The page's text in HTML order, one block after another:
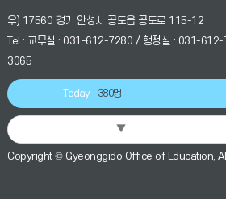
번
호,
제
성
등
록
우) 17560 경기 안성시 공도읍 공도로 115-12
Tel : 교무실 : 031-612-7280 / 행정실 : 031-
3065
Today 380명
▼
Copyright © Gyeonggido Office of Education,